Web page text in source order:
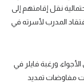
نقل إقامتهم إلى
المدرب لأسرته في
ورغبة فايلر في
مفاوضات تمديد